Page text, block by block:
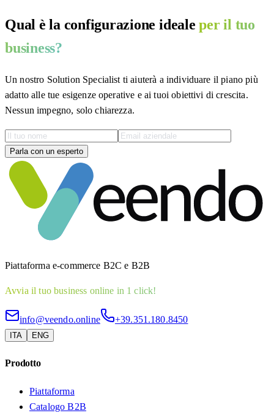
Qual è la configurazione idealeper il tuo
business?
Un nostro Solution Specialist ti aiuterà a individuare il piano più
adatto alle tue esigenze operative e ai tuoi obiettivi di crescita.
Nessun impegno, solo chiarezza.
Parla con un esperto
Piattaforma e-commerce B2C e B2B
Avvia il tuo business online in 1 click!
info@veendo.online +39.351.180.8450
ITA ENG
Prodotto
Piattaforma
Catalogo B2B